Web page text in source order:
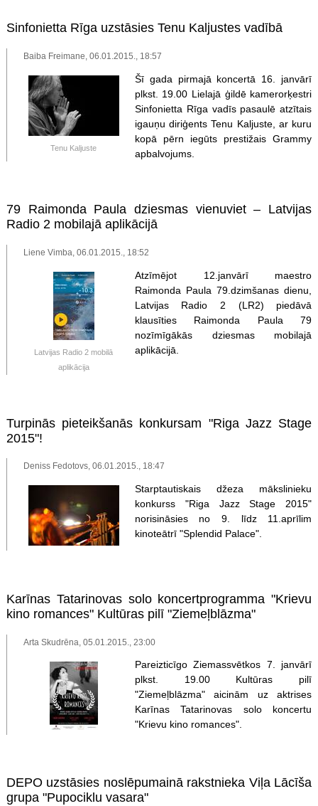
Sinfonietta Rīga uzstāsies Tenu Kaljustes vadībā
Baiba Freimane, 06.01.2015., 18:57
Tenu Kaljuste
Šī gada pirmajā koncertā 16. janvārī
plkst. 19.00 Lielajā ģildē kamerorķestri
Sinfonietta Rīga vadīs pasaulē atzītais
igauņu diriģents Tenu Kaljuste, ar kuru
kopā pērn iegūts prestižais Grammy
apbalvojums.
79 Raimonda Paula dziesmas vienuviet – Latvijas
Radio 2 mobilajā aplikācijā
Liene Vimba, 06.01.2015., 18:52
Latvijas Radio 2 mobilā
aplikācija
Atzīmējot 12.janvārī maestro
Raimonda Paula 79.dzimšanas dienu,
Latvijas Radio 2 (LR2) piedāvā
klausīties Raimonda Paula 79
nozīmīgākās dziesmas mobilajā
aplikācijā.
Turpinās pieteikšanās konkursam "Riga Jazz Stage
2015"!
Deniss Fedotovs, 06.01.2015., 18:47
Starptautiskais džeza mākslinieku
konkurss "Riga Jazz Stage 2015"
norisināsies no 9. līdz 11.aprīlim
kinoteātrī "Splendid Palace".
Karīnas Tatarinovas solo koncertprogramma "Krievu
kino romances" Kultūras pilī "Ziemeļblāzma"
Arta Skudrēna, 05.01.2015., 23:00
Pareizticīgo Ziemassvētkos 7. janvārī
plkst. 19.00 Kultūras pilī
"Ziemeļblāzma" aicinām uz aktrises
Karīnas Tatarinovas solo koncertu
"Krievu kino romances".
DEPO uzstāsies noslēpumainā rakstnieka Viļa Lācīša
grupa "Pupociklu vasara"